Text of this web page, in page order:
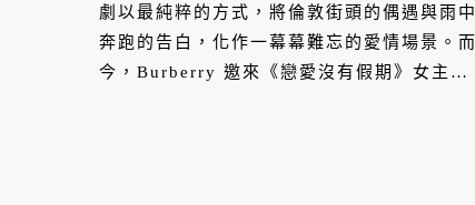
劇以最純粹的方式，將倫敦街頭的偶遇與雨中
奔跑的告白，化作一幕幕難忘的愛情場景。而
今，Burberry 邀來《戀愛沒有假期》女主角